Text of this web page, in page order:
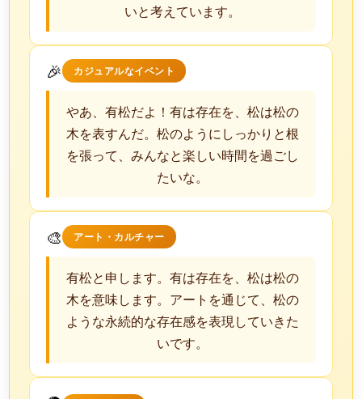
いと考えています。
🎉 カジュアルなイベント
やあ、有松だよ！有は存在を、松は松の
木を表すんだ。松のようにしっかりと根
を張って、みんなと楽しい時間を過ごし
たいな。
🎨 アート・カルチャー
有松と申します。有は存在を、松は松の
木を意味します。アートを通じて、松の
ような永続的な存在感を表現していきた
いです。